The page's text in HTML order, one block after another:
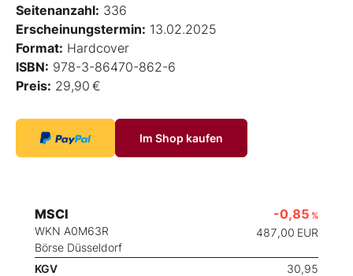
Seitenanzahl: 336
Erscheinungstermin: 13.02.2025
Format: Hardcover
ISBN: 978-3-86470-862-6
Preis: 29,90 €
Im Shop kaufen
MSCI
WKN A0M63R
Börse Düsseldorf
-0,85 %
487,00 EUR
KGV
30,95